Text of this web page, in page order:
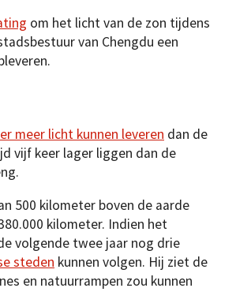
om het licht van de zon tijdens
van Chengdu een
meer licht kunnen leveren dan de
vijf keer lager liggen dan de
500 kilometer boven de aarde
kilometer. Indien het
volgende twee jaar nog drie
steden kunnen volgen. Hij ziet de
en natuurrampen zou kunnen